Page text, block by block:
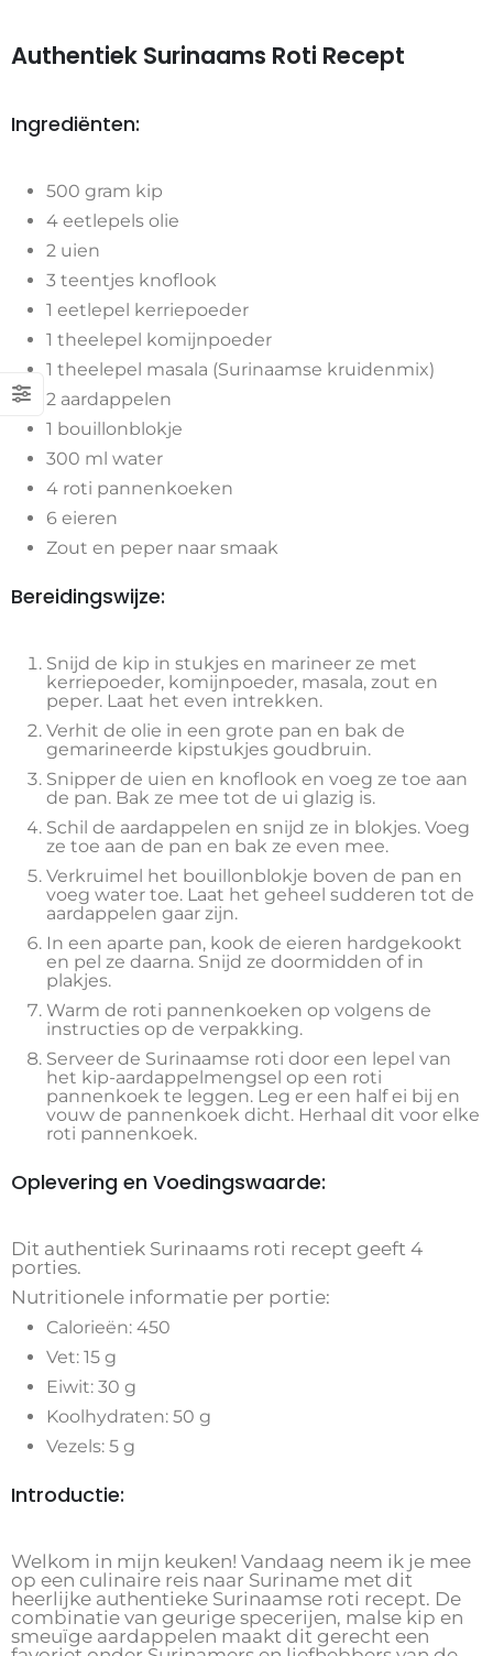
Authentiek Surinaams Roti Recept
Ingrediënten:
500 gram kip
4 eetlepels olie
2 uien
3 teentjes knoflook
1 eetlepel kerriepoeder
1 theelepel komijnpoeder
1 theelepel masala (Surinaamse kruidenmix)
2 aardappelen
1 bouillonblokje
300 ml water
4 roti pannenkoeken
6 eieren
Zout en peper naar smaak
Bereidingswijze:
Snijd de kip in stukjes en marineer ze met
kerriepoeder, komijnpoeder, masala, zout en
peper. Laat het even intrekken.
Verhit de olie in een grote pan en bak de
gemarineerde kipstukjes goudbruin.
Snipper de uien en knoflook en voeg ze toe aan
de pan. Bak ze mee tot de ui glazig is.
Schil de aardappelen en snijd ze in blokjes. Voeg
ze toe aan de pan en bak ze even mee.
Verkruimel het bouillonblokje boven de pan en
voeg water toe. Laat het geheel sudderen tot de
aardappelen gaar zijn.
In een aparte pan, kook de eieren hardgekookt
en pel ze daarna. Snijd ze doormidden of in
plakjes.
Warm de roti pannenkoeken op volgens de
instructies op de verpakking.
Serveer de Surinaamse roti door een lepel van
het kip-aardappelmengsel op een roti
pannenkoek te leggen. Leg er een half ei bij en
vouw de pannenkoek dicht. Herhaal dit voor elke
roti pannenkoek.
Oplevering en Voedingswaarde:
Dit authentiek Surinaams roti recept geeft 4
porties.
Nutritionele informatie per portie:
Calorieën: 450
Vet: 15 g
Eiwit: 30 g
Koolhydraten: 50 g
Vezels: 5 g
Introductie:
Welkom in mijn keuken! Vandaag neem ik je mee
op een culinaire reis naar Suriname met dit
heerlijke authentieke Surinaamse roti recept. De
combinatie van geurige specerijen, malse kip en
smeuïge aardappelen maakt dit gerecht een